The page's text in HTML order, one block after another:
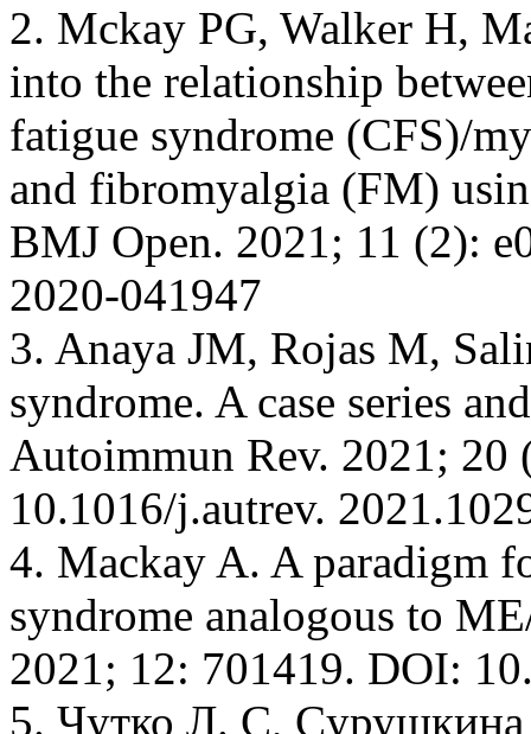
2. Mckay PG, Walker Н,
into the relationship
fatigue syndrome (CFS)/
and fibromyalgia (FM)
BMJ Open. 2021; 11 (2):
2020-041947
3. Anaya JM, Rojas M,
syndrome. A case series
Autoimmun Rev. 2021; 20
10.1016/j.autrev.
4. Mackay A. A paradigm
syndrome analogous to
2021; 12: 701419. DOI:
5. Чутко Л. С,